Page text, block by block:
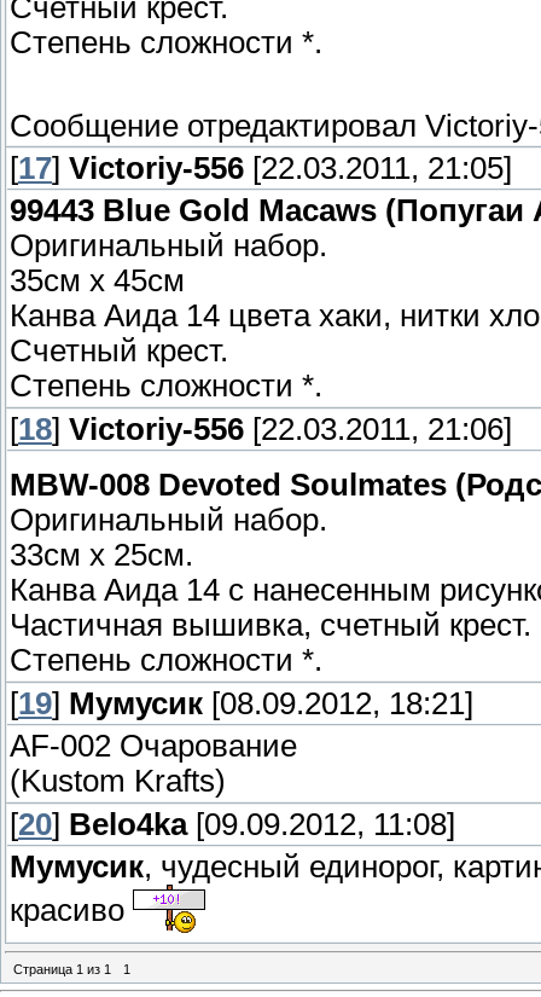
Счетный крест.
Степень сложности *.
Сообщение отредактировал
[17] Victoriy-556 [22.03.2011, 21:05]
99443 Blue Gold Macaws (Попугаи
Оригинальный набор.
35см x 45см
Канва Аида 14 цвета хаки, нитки
Счетный крест.
Степень сложности *.
[18] Victoriy-556 [22.03.2011, 21:06]
MBW-008 Devoted Soulmates
Оригинальный набор.
33см x 25см.
Канва Аида 14 с нанесенным
Частичная вышивка, счетный крест.
Степень сложности *.
[19] Мумусик [08.09.2012, 18:21]
AF-002 Очарование
(Kustom Krafts)
[20] Belo4ka[09.09.2012, 11:08]
Мумусик, чудесный единорог,
красиво
Страница 1 из 1 1